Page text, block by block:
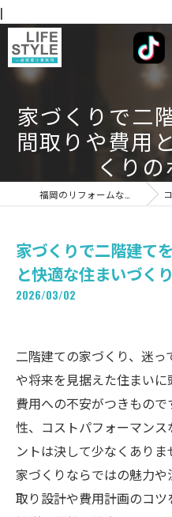
|
家づくりで二
間取りや費用
くり
コラム
家づくりで二階建て
と快適な住まいづく
2026/03/02
二階建ての家づくり、迷
や将来を見据えた住まい
費用への不安がつきもの
性、コストパフォーマン
ントは決して少なくあり
家づくりならではの魅力
取り設計や費用計画のコ